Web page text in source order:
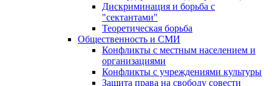
Дискриминация и борьба с
"сектантами"
Теоретическая борьба
Общественность и СМИ
Конфликты с местным населением и
организациями
Конфликты с учреждениями культуры
Защита права на свободу совести